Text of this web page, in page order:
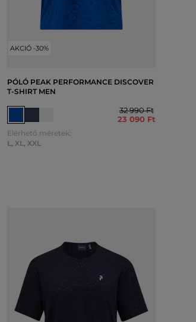
AKCIÓ -30%
PÓLÓ PEAK PERFORMANCE DISCOVER
T-SHIRT MEN
32 990 Ft
23 090 Ft
Elérhető méretek:
L, XL, XXL